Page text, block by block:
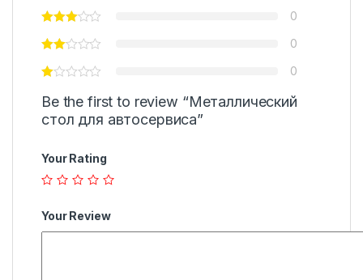
0
0
0
Be the first to review “Металлический
стол для автосервиса”
Your Rating
Your Review